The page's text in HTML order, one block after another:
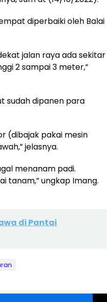
diperbaiki oleh Balai
jalan raya ada sekitar
2 sampai 3 meter,”
sudah dipanen para
(dibajak pakai mesin
jelasnya.
menanam padi.
tanam,” ungkap Imang.
di Pantai